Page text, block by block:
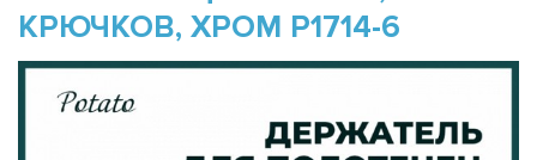
КРЮЧКОВ, ХРОМ P1714-6